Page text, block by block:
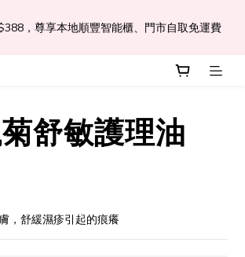
Co. 香氣產品🎉正式登陸PGWHK🎊
，尊享本地順豐智能櫃、門市自取免運費
Co. 香氣產品🎉正式登陸PGWHK🎊
舒敏護理油
，舒緩濕疹引起的痕癢